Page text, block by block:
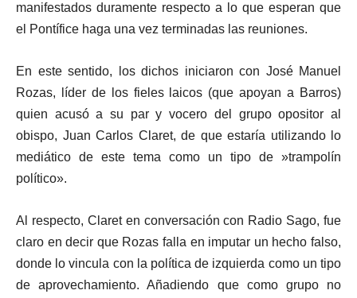
manifestados duramente respecto a lo que esperan que
el Pontífice haga una vez terminadas las reuniones.
En este sentido, los dichos iniciaron con José Manuel
Rozas, líder de los fieles laicos (que apoyan a Barros)
quien acusó a su par y vocero del grupo opositor al
obispo, Juan Carlos Claret, de que estaría utilizando lo
mediático de este tema como un tipo de »trampolín
político».
Al respecto, Claret en conversación con Radio Sago, fue
claro en decir que Rozas falla en imputar un hecho falso,
donde lo vincula con la política de izquierda como un tipo
de aprovechamiento. Añadiendo que como grupo no